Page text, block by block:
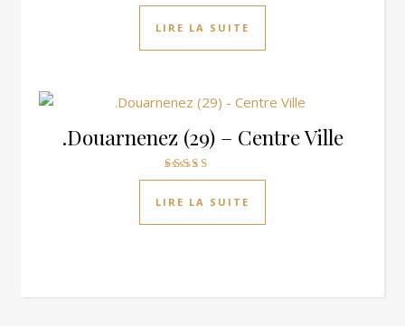
Note
sur 5
LIRE LA SUITE
.Douarnenez (29) – Centre Ville
Note
sur 5
LIRE LA SUITE